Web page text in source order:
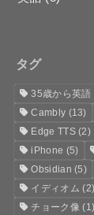
タグ
35歳から英語
Cambly (13)
Edge TTS(2)
iPhone (5)
Obsidian (5)
イディオム (2)
チョーク像 (1)